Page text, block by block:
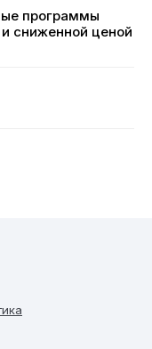
программы
сниженной ценой